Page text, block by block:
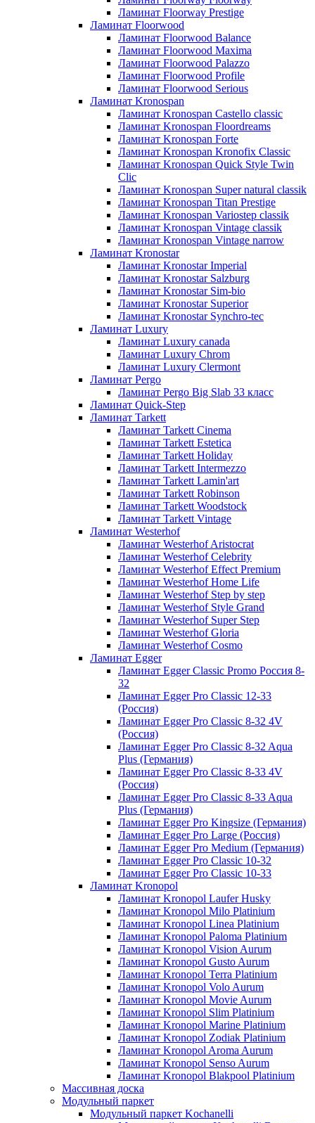
Ламинат Floorway Prestige
Ламинат Floorwood
Ламинат Floorwood Balance
Ламинат Floorwood Maxima
Ламинат Floorwood Palazzo
Ламинат Floorwood Profile
Ламинат Floorwood Serious
Ламинат Kronospan
Ламинат Kronospan Castello classic
Ламинат Kronospan Floordreams
Ламинат Kronospan Forte
Ламинат Kronospan Kronofix Classic
Ламинат Kronospan Quick Style Twin
Clic
Ламинат Kronospan Super natural classik
Ламинат Kronospan Titan Prestige
Ламинат Kronospan Variostep classik
Ламинат Kronospan Vintage classik
Ламинат Kronospan Vintage narrow
Ламинат Kronostar
Ламинат Kronostar Imperial
Ламинат Kronostar Salzburg
Ламинат Kronostar Sim-bio
Ламинат Kronostar Superior
Ламинат Kronostar Synchro-tec
Ламинат Luxury
Ламинат Luxury canada
Ламинат Luxury Chrom
Ламинат Luxury Clermont
Ламинат Pergo
Ламинат Pergo Big Slab 33 класс
Ламинат Quick-Step
Ламинат Tarkett
Ламинат Tarkett Cinema
Ламинат Tarkett Estetica
Ламинат Tarkett Holiday
Ламинат Tarkett Intermezzo
Ламинат Tarkett Lamin'art
Ламинат Tarkett Robinson
Ламинат Tarkett Woodstock
Ламинат Tarkett Vintage
Ламинат Westerhof
Ламинат Westerhof Aristocrat
Ламинат Westerhof Celebrity
Ламинат Westerhof Effect Premium
Ламинат Westerhof Home Life
Ламинат Westerhof Step by step
Ламинат Westerhof Style Grand
Ламинат Westerhof Super Step
Ламинат Westerhof Gloria
Ламинат Westerhof Cosmo
Ламинат Egger
Ламинат Egger Classic Promo Россия 8-
32
Ламинат Egger Pro Classic 12-33
(Россия)
Ламинат Egger Pro Classic 8-32 4V
(Россия)
Ламинат Egger Pro Classic 8-32 Aqua
Plus (Германия)
Ламинат Egger Pro Classic 8-33 4V
(Россия)
Ламинат Egger Pro Classic 8-33 Aqua
Plus (Германия)
Ламинат Egger Pro Kingsize (Германия)
Ламинат Egger Pro Large (Россия)
Ламинат Egger Pro Medium (Германия)
Ламинат Egger Pro Classic 10-32
Ламинат Egger Pro Classic 10-33
Ламинат Kronopol
Ламинат Kronopol Laufer Husky
Ламинат Kronopol Milo Platinium
Ламинат Kronopol Linea Platinium
Ламинат Kronopol Paloma Platinium
Ламинат Kronopol Vision Aurum
Ламинат Kronopol Gusto Aurum
Ламинат Kronopol Terra Platinium
Ламинат Kronopol Volo Aurum
Ламинат Kronopol Movie Aurum
Ламинат Kronopol Slim Platinium
Ламинат Kronopol Marine Platinium
Ламинат Kronopol Zodiak Platinium
Ламинат Kronopol Aroma Aurum
Ламинат Kronopol Senso Aurum
Ламинат Kronopol Blakpool Platinium
Массивная доска
Модульный паркет
Модульный паркет Kochanelli